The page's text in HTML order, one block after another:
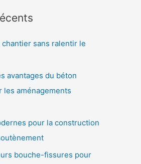
sans ralentir le
avantages du béton
les aménagements
pour la construction
bouche-fissures pour